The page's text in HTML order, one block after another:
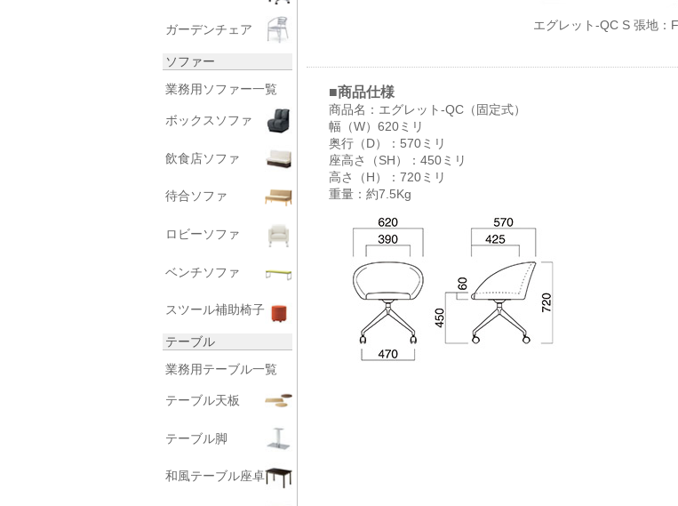
ガーデンチェア
ソファー
業務用ソファー一覧
ボックスソファ
飲食店ソファ
待合ソファ
ロビーソファ
ベンチソファ
スツール補助椅子
テーブル
業務用テーブル一覧
テーブル天板
テーブル脚
和風テーブル座卓
エグレット-QC S 張地：
■商品仕様
商品名：エグレット-QC（固定式）
幅（W）620ミリ
奥行（D）：570ミリ
座高さ（SH）：450ミリ
高さ（H）：720ミリ
重量：約7.5Kg